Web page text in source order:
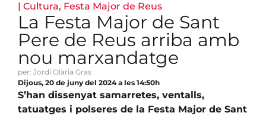
| Cultura, Festa Major de Reus
La Festa Major de Sant
Pere de Reus arriba amb
nou marxandatge
per: Jordi Olària Gras
Dijous, 20 de juny del 2024 a les 14:50h
S’han dissenyat samarretes, ventalls,
tatuatges i polseres de la Festa Major de Sant